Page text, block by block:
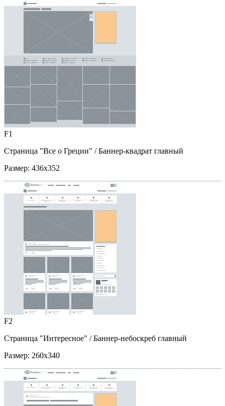
F1
Страница "Все о Греции" / Баннер-квадрат главный
Размер: 436x352
F2
Страница "Интересное" / Баннер-небоскреб главный
Размер: 260x340